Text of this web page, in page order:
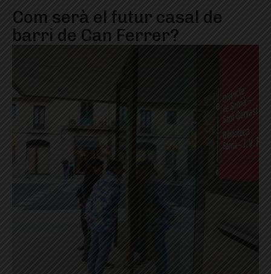
Com serà el futur casal de
barri de Can Ferrer?